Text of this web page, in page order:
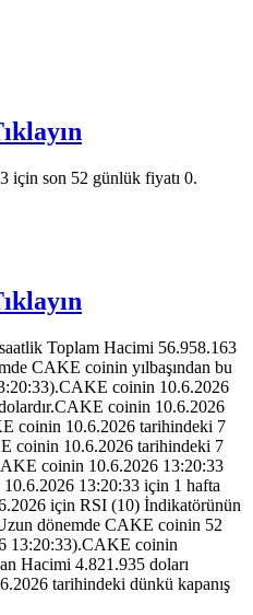
için son 52 günlük fiyatı 0.
Toplam Hacimi 56.958.163
CAKE coinin yılbaşından bu
coinin 10.6.2026
coinin 10.6.2026
coinin 10.6.2026 tarihindeki 7
coinin 10.6.2026 tarihindeki 7
coinin 10.6.2026 13:20:33
13:20:33 için 1 hafta
için RSI (10) İndikatörünün
dönemde CAKE coinin 52
13:20:33).CAKE coinin
Hacimi 4.821.935 doları
tarihindeki dünkü kapanış